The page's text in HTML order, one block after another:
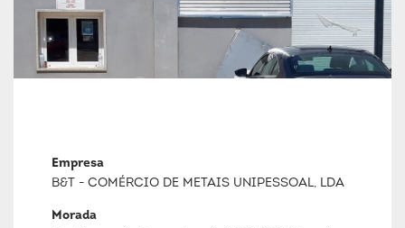
Empresa
B&T - COMÉRCIO DE METAIS UNIPESSOAL, LDA
Morada